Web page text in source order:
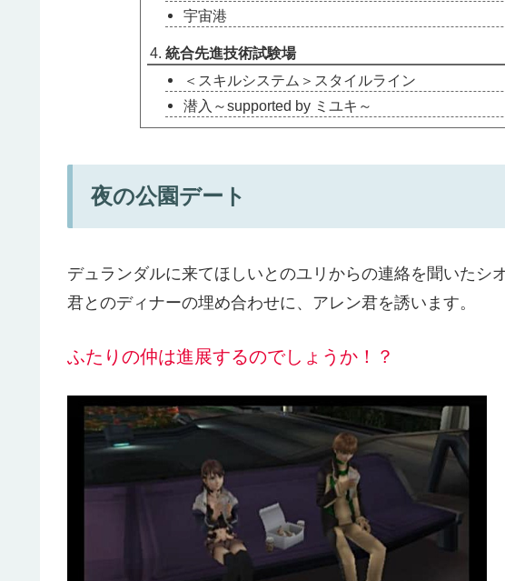
宇宙港
統合先進技術試験場
＜スキルシステム＞スタイルライン
潜入～supported by ミユキ～
夜の公園デート
デュランダルに来てほしいとのユリからの連絡を聞いたシ
君とのディナーの埋め合わせに、アレン君を誘います。
ふたりの仲は進展するのでしょうか！？